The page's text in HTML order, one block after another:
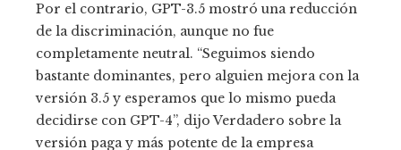
Por el contrario, GPT-3.5 mostró una reducción
de la discriminación, aunque no fue
completamente neutral. “Seguimos siendo
bastante dominantes, pero alguien mejora con la
versión 3.5 y esperamos que lo mismo pueda
decidirse con GPT-4”, dijo Verdadero sobre la
versión paga y más potente de la empresa